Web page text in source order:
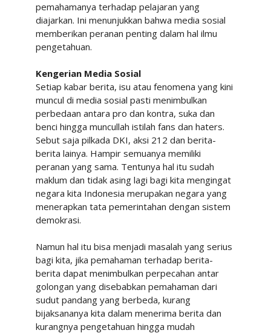
pemahamanya terhadap pelajaran yang
diajarkan. Ini menunjukkan bahwa media sosial
memberikan peranan penting dalam hal ilmu
pengetahuan.
Kengerian Media Sosial
Setiap kabar berita, isu atau fenomena yang kini
muncul di media sosial pasti menimbulkan
perbedaan antara pro dan kontra, suka dan
benci hingga muncullah istilah fans dan haters.
Sebut saja pilkada DKI, aksi 212 dan berita-
berita lainya. Hampir semuanya memiliki
peranan yang sama. Tentunya hal itu sudah
maklum dan tidak asing lagi bagi kita mengingat
negara kita Indonesia merupakan negara yang
menerapkan tata pemerintahan dengan sistem
demokrasi.
Namun hal itu bisa menjadi masalah yang serius
bagi kita, jika pemahaman terhadap berita-
berita dapat menimbulkan perpecahan antar
golongan yang disebabkan pemahaman dari
sudut pandang yang berbeda, kurang
bijaksananya kita dalam menerima berita dan
kurangnya pengetahuan hingga mudah